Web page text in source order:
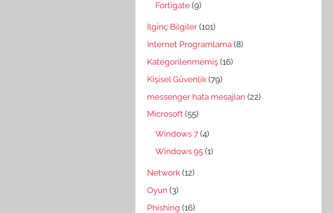
Fortigate (9)
İlginç Bilgiler (101)
Internet Programlama (8)
Kategorilenmemiş (16)
Kişisel Güvenlik (79)
messenger hata mesajları (22)
Microsoft (55)
Windows 7 (4)
Windows 95 (1)
Network (12)
Oyun (3)
Phishing (16)